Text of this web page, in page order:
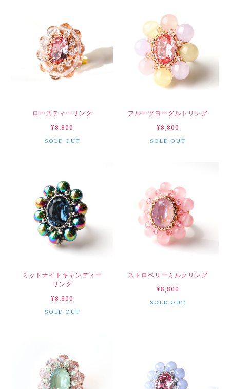
ローズティーリング
¥8,800
SOLD OUT
フルーツヨーグルトリング
¥8,800
SOLD OUT
ミッドナイトキャンディー
リング
¥8,800
SOLD OUT
ストロベリーミルクリング
¥8,800
SOLD OUT